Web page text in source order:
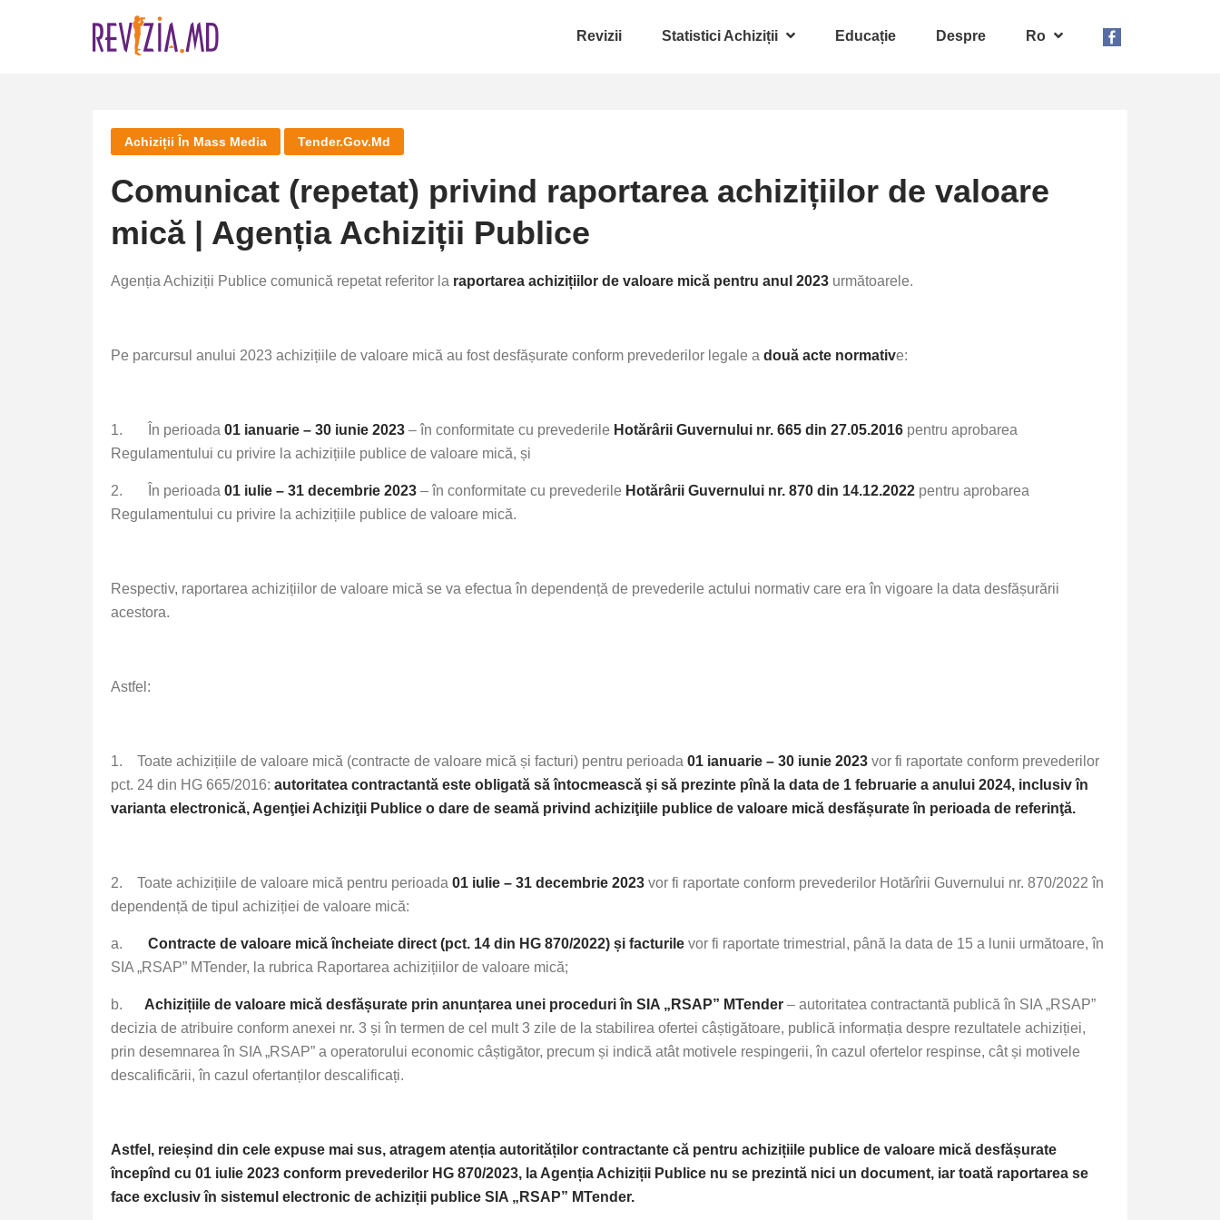
Revizii Statistici Achiziții Educație Despre Ro
Achiziții În Mass Media Tender.gov.md
Comunicat (repetat) privind raportarea achizițiilor de valoare
mică | Agenția Achiziții Publice
Agenția Achiziții Publice comunică repetat referitor la raportarea achizițiilor de valoare mică pentru anul 2023 următoarele.
Pe parcursul anului 2023 achizițiile de valoare mică au fost desfășurate conform prevederilor legale a două acte normative:
1. În perioada 01 ianuarie – 30 iunie 2023 – în conformitate cu prevederile Hotărârii Guvernului nr. 665 din 27.05.2016 pentru aprobarea
Regulamentului cu privire la achizițiile publice de valoare mică, și
2. În perioada 01 iulie – 31 decembrie 2023 – în conformitate cu prevederile Hotărârii Guvernului nr. 870 din 14.12.2022 pentru aprobarea
Regulamentului cu privire la achizițiile publice de valoare mică.
Respectiv, raportarea achizițiilor de valoare mică se va efectua în dependență de prevederile actului normativ care era în vigoare la data desfășurării
acestora.
Astfel:
1. Toate achizițiile de valoare mică (contracte de valoare mică și facturi) pentru perioada 01 ianuarie – 30 iunie 2023 vor fi raportate conform prevederilor
pct. 24 din HG 665/2016: autoritatea contractantă este obligată să întocmească şi să prezinte pînă la data de 1 februarie a anului 2024, inclusiv în
varianta electronică, Agenţiei Achiziţii Publice o dare de seamă privind achiziţiile publice de valoare mică desfășurate în perioada de referinţă.
2. Toate achizițiile de valoare mică pentru perioada 01 iulie – 31 decembrie 2023 vor fi raportate conform prevederilor Hotărîrii Guvernului nr. 870/2022 în
dependență de tipul achiziției de valoare mică:
a. Contracte de valoare mică încheiate direct (pct. 14 din HG 870/2022) și facturile vor fi raportate trimestrial, până la data de 15 a lunii următoare, în
SIA „RSAP” MTender, la rubrica Raportarea achizițiilor de valoare mică;
b. Achizițiile de valoare mică desfășurate prin anunțarea unei proceduri în SIA „RSAP” MTender – autoritatea contractantă publică în SIA „RSAP”
decizia de atribuire conform anexei nr. 3 și în termen de cel mult 3 zile de la stabilirea ofertei câștigătoare, publică informația despre rezultatele achiziției,
prin desemnarea în SIA „RSAP” a operatorului economic câștigător, precum și indică atât motivele respingerii, în cazul ofertelor respinse, cât și motivele
descalificării, în cazul ofertanților descalificați.
Astfel, reieșind din cele expuse mai sus, atragem atenția autorităților contractante că pentru achizițiile publice de valoare mică desfășurate
începînd cu 01 iulie 2023 conform prevederilor HG 870/2023, la Agenția Achiziții Publice nu se prezintă nici un document, iar toată raportarea se
face exclusiv în sistemul electronic de achiziții publice SIA „RSAP” MTender.